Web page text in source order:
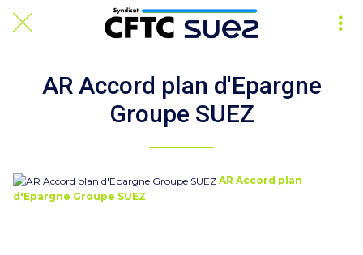
AR Accord plan d'Epargne
Groupe SUEZ
AR Accord plan
d'Epargne Groupe SUEZ